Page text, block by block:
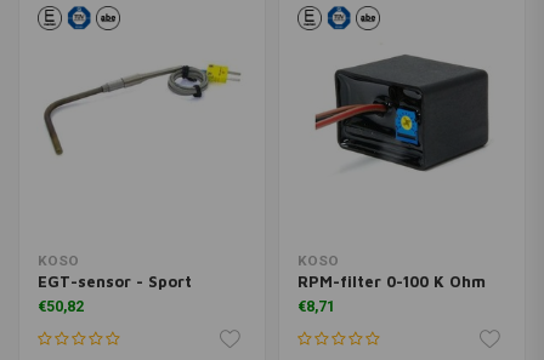
KOSO
EGT-sensor - Sport
€50,82
KOSO
RPM-filter 0-100 K Ohm
€8,71